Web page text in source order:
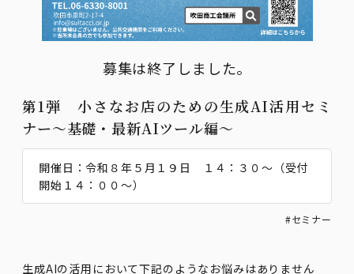
募集は終了しました。
第1弾 小さなお店のための生成AI活用セミ
ナー～基礎・最新AIツール編～
開催日：令和８年５月１９日 １４：３０～（受付
開始１４：００～）
#セミナー
生成AIの活用において下記のようなお悩みはありません